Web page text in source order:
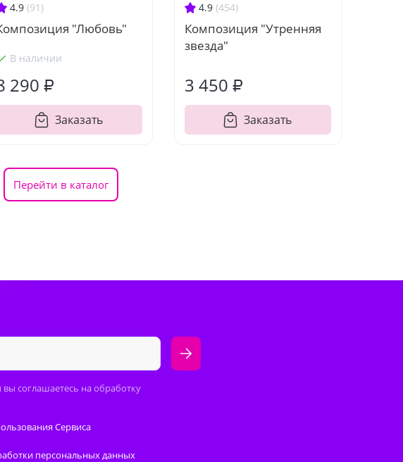
4.9 (91)
"Любовь"
В наличии
290 ₽
Заказать
4.9 (454)
Композиция "Утренняя
звезда"
3 450 ₽
Заказать
Перейти в каталог
соглашаетесь на обработку
Сервиса
персональных данных